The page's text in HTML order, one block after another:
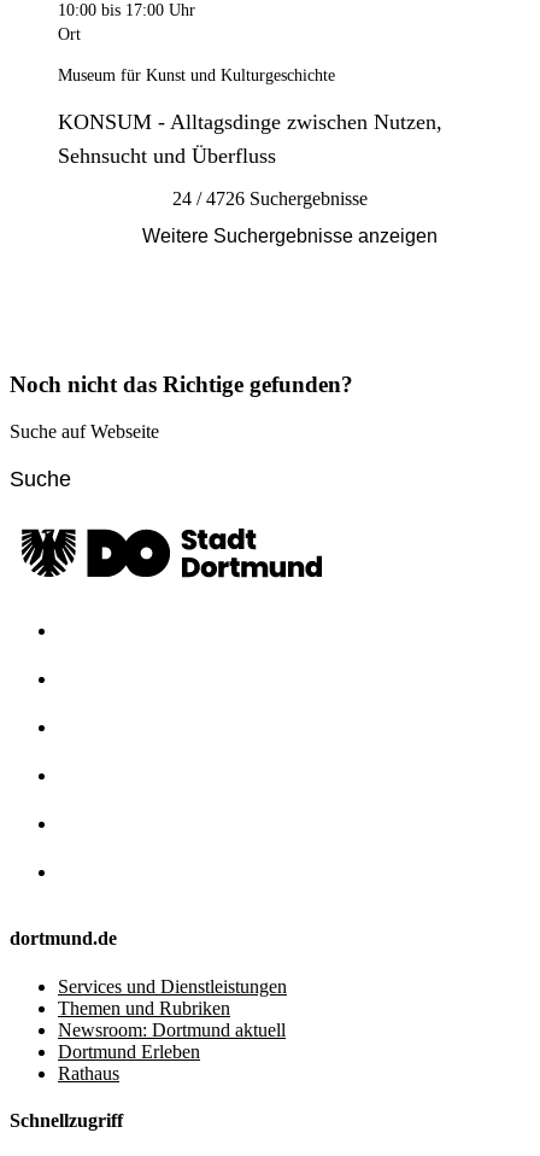
10:00 bis 17:00 Uhr
Ort
Museum für Kunst und Kulturgeschichte
KONSUM - Alltagsdinge zwischen Nutzen,
Sehnsucht und Überfluss
24 / 4726 Suchergebnisse
Weitere Suchergebnisse anzeigen
Noch nicht das Richtige gefunden?
Suche auf Webseite
dortmund.de
Services und Dienstleistungen
Themen und Rubriken
Newsroom: Dortmund aktuell
Dortmund Erleben
Rathaus
Schnellzugriff